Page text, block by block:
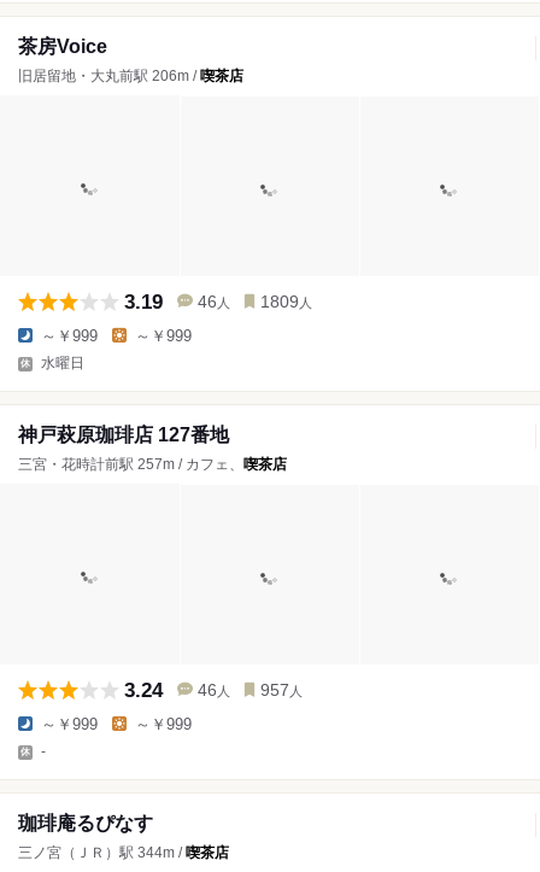
茶房Voice
旧居留地・大丸前駅 206m /喫茶店
3.19 46 人 1809 人
～￥999 ～￥999
水曜日
神戸萩原珈琲店 127番地
三宮・花時計前駅 257m / カフェ、 喫茶店
3.24 46 人 957 人
～￥999 ～￥999
-
珈琲庵るぴなす
三ノ宮（ＪＲ）駅 344m /喫茶店